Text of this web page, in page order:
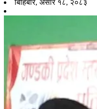
बिहिबार, असार १८, २०८३